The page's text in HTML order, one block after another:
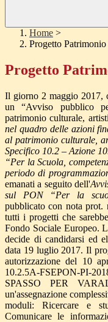
Home >
Progetto
Progetto
Il giorno 2 maggio 2017,
un “Avviso pubblico
patrimonio culturale,
nel quadro delle azioni
al patrimonio culturale,
Specifico 10.2 – Azione
“Per la Scuola,
periodo di
emanati a seguito dell'
sul PON “Per la
pubblicato con nota prot.
tutti i progetti che
Fondo Sociale Europeo.
decide di candidarsi ed
data 19 luglio 2017. Il
autorizzazione del 10
10.2.5A-FSEPON-PI-
SPASSO PER
un'assegnazione
moduli: Ricercare e
Comunicare le